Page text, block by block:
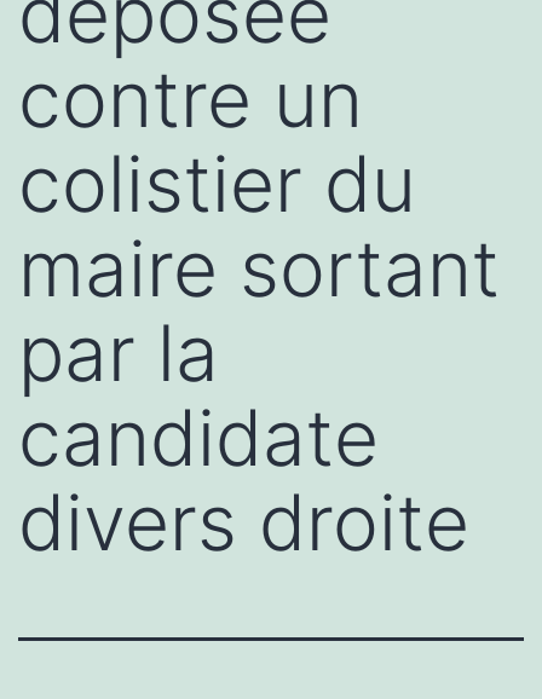
contre un
colistier du
maire sortant
par la
candidate
divers droite